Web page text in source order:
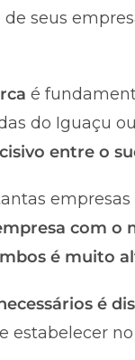
seus
é
do Iguaçu
entre o
com o
é muito
é
estabelecer